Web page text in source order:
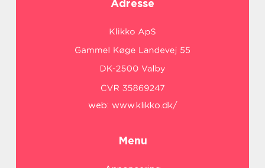
Adresse
web: www.klikko.dk/
Menu